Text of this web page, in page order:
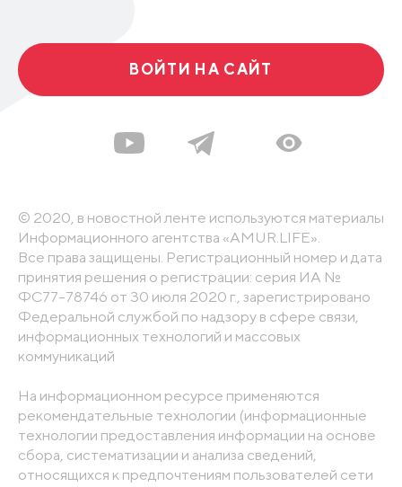
ВОЙТИ НА САЙТ
© 2020, в новостной ленте используются материалы
Информационного агентства «AMUR.LIFE».
Все права защищены. Регистрационный номер и дата
принятия решения о регистрации: серия ИА №
ФС77-78746 от 30 июля 2020 г., зарегистрировано
Федеральной службой по надзору в сфере связи,
информационных технологий и массовых
коммуникаций
На информационном ресурсе применяются
рекомендательные технологии (информационные
технологии предоставления информации на основе
сбора, систематизации и анализа сведений,
относящихся к предпочтениям пользователей сети